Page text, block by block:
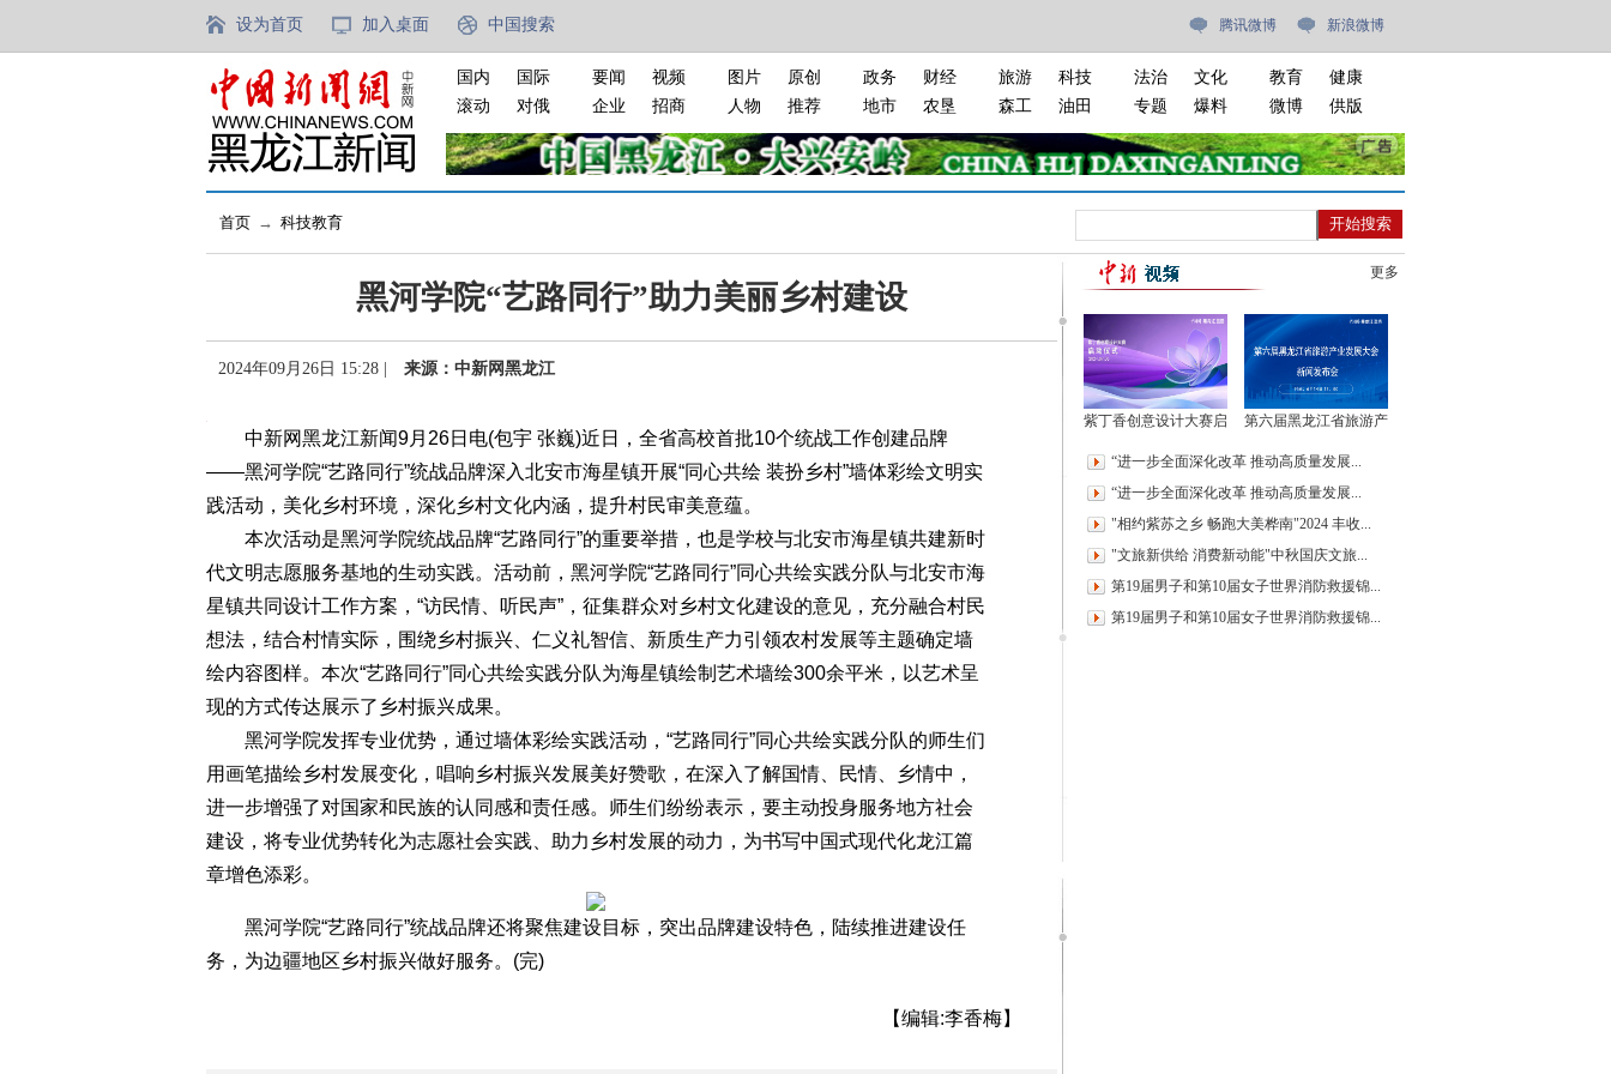
设为首页 加入桌面 中国搜索 腾讯微博 新浪微博
国内
国际
滚动
对俄
要闻
视频
企业
招商
图片
原创
人物
推荐
政务
财经
地市
农垦
旅游
科技
森工
油田
法治
文化
专题
爆料
教育
健康
微博
供版
首页 → 科技教育
黑河学院“艺路同行”助力美丽乡村建设
2024年09月26日 15:28 | 来源：中新网黑龙江
中新网黑龙江新闻9月26日电(包宇 张巍)近日，全省高校首批10个统战工作创建品牌
——黑河学院“艺路同行”统战品牌深入北安市海星镇开展“同心共绘 装扮乡村”墙体彩绘文明实
践活动，美化乡村环境，深化乡村文化内涵，提升村民审美意蕴。
本次活动是黑河学院统战品牌“艺路同行”的重要举措，也是学校与北安市海星镇共建新时
代文明志愿服务基地的生动实践。活动前，黑河学院“艺路同行”同心共绘实践分队与北安市海
星镇共同设计工作方案，“访民情、听民声”，征集群众对乡村文化建设的意见，充分融合村民
想法，结合村情实际，围绕乡村振兴、仁义礼智信、新质生产力引领农村发展等主题确定墙
绘内容图样。本次“艺路同行”同心共绘实践分队为海星镇绘制艺术墙绘300余平米，以艺术呈
现的方式传达展示了乡村振兴成果。
黑河学院发挥专业优势，通过墙体彩绘实践活动，“艺路同行”同心共绘实践分队的师生们
用画笔描绘乡村发展变化，唱响乡村振兴发展美好赞歌，在深入了解国情、民情、乡情中，
进一步增强了对国家和民族的认同感和责任感。师生们纷纷表示，要主动投身服务地方社会
建设，将专业优势转化为志愿社会实践、助力乡村发展的动力，为书写中国式现代化龙江篇
章增色添彩。
黑河学院“艺路同行”统战品牌还将聚焦建设目标，突出品牌建设特色，陆续推进建设任
务，为边疆地区乡村振兴做好服务。(完)
【编辑:李香梅】
更多
紫丁香创意设计大赛启
第六届黑龙江省旅游产
“进一步全面深化改革 推动高质量发展...
“进一步全面深化改革 推动高质量发展...
"相约紫苏之乡 畅跑大美桦南"2024 丰收...
"文旅新供给 消费新动能"中秋国庆文旅...
第19届男子和第10届女子世界消防救援锦...
第19届男子和第10届女子世界消防救援锦...